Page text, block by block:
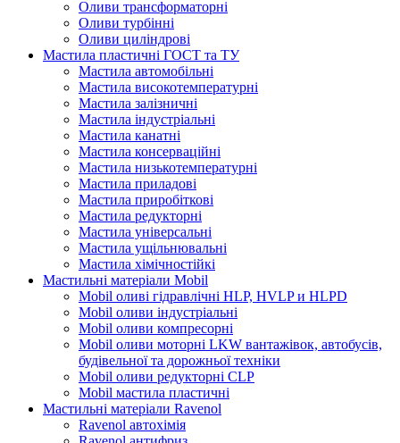
Оливи трансформаторні
Оливи турбінні
Оливи циліндрові
Мастила пластичні ГОСТ та ТУ
Мастила автомобільні
Мастила високотемпературні
Мастила залізничні
Мастила індустріальні
Мастила канатні
Мастила консерваційні
Мастила низькотемпературні
Мастила приладові
Мастила приробіткові
Мастила редукторні
Мастила універсальні
Мастила ущільнювальні
Мастила хімічностійкі
Мастильні матеріали Mobil
Mobil оливі гідравлічні HLP, HVLP и HLPD
Mobil оливи індустріальні
Mobil оливи компресорні
Mobil оливи моторні LKW вантажівок, автобусів,
будівельної та дорожньої техніки
Mobil оливи редукторні CLP
Mobil мастила пластичні
Мастильні матеріали Ravenol
Ravenol автохімія